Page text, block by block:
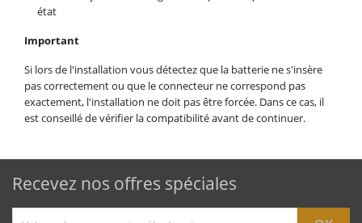
état
Important
Si lors de l'installation vous détectez que la batterie ne s'insère
pas correctement ou que le connecteur ne correspond pas
exactement, l'installation ne doit pas être forcée. Dans ce cas, il
est conseillé de vérifier la compatibilité avant de continuer.
Recevez nos offres spéciales